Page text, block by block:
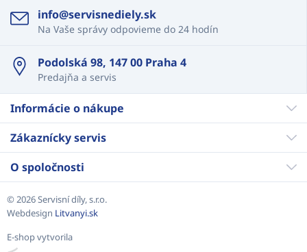
info@servisnediely.sk
Na Vaše správy odpovieme do 24 hodín
Podolská 98, 147 00 Praha 4
Predajňa a servis
Informácie o nákupe
Zákaznícky servis
O spoločnosti
© 2026 Servisní díly, s.r.o.
Webdesign Litvanyi.sk
E-shop vytvorila